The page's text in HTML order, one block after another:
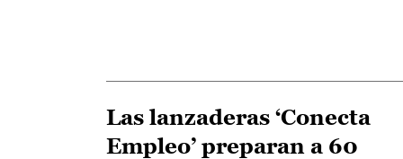
Las lanzaderas ‘Conecta
Empleo’ preparan a 60